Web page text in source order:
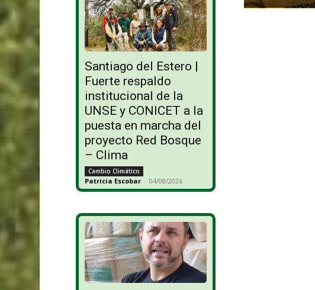
Santiago del Estero |
Fuerte respaldo
institucional de la
UNSE y CONICET a la
puesta en marcha del
proyecto Red Bosque
– Clima
Cambio Climático
Patricia Escobar - 04/08/2026